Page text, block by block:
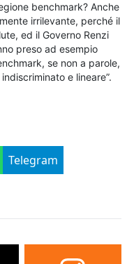
benchmark? Anche
irrilevante, perché il
ed il Governo Renzi
preso ad esempio
se non a parole,
e lineare”.
Telegram